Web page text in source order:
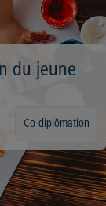
du jeune
Co-diplômation